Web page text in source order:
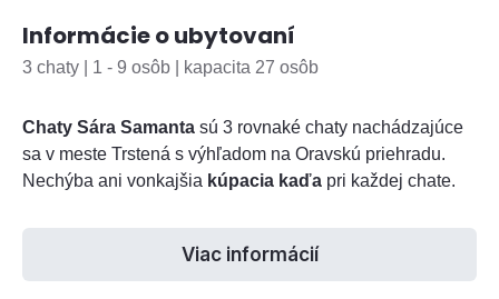
Informácie o ubytovaní
3 chaty | 1 - 9 osôb | kapacita 27 osôb
Chaty Sára Samanta sú 3 rovnaké chaty nachádzajúce
sa v meste Trstená s výhľadom na Oravskú priehradu.
Nechýba ani vonkajšia kúpacia kaďa pri každej chate.
Viac informácií